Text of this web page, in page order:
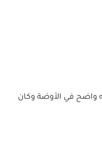
واضح في الأوضة وكان